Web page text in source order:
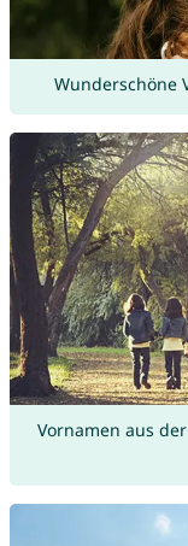
Wunderschöne
Vornamen aus